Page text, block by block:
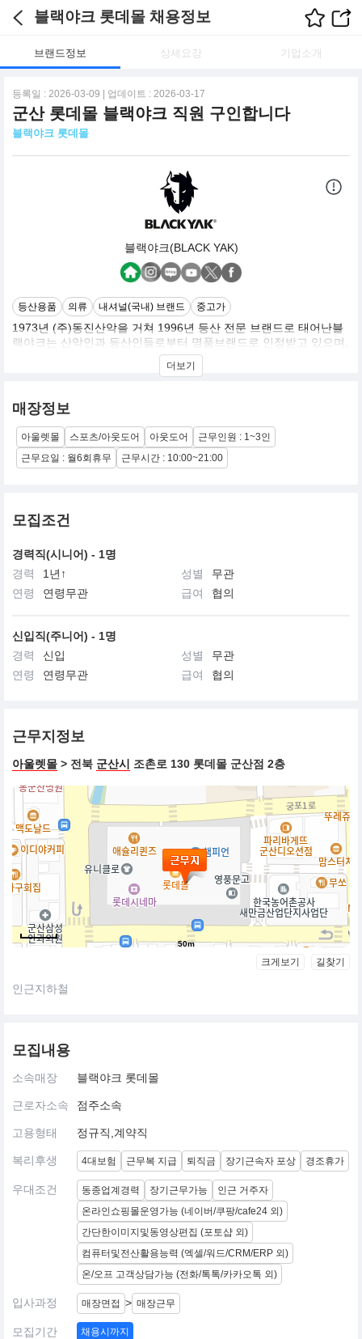
블랙야크 롯데몰 채용정보
브랜드정보 상세요강 기업소개
등록일 : 2026-03-09 | 업데이트 : 2026-03-17
군산 롯데몰 블랙야크 직원 구인합니다
블랙야크 롯데몰
블랙야크(BLACK YAK)
등산용품 의류 내셔널(국내) 브랜드 중고가
1973년 (주)동진산악을 거쳐 1996년 등산 전문 브랜드로 태어난블
랙야크는 산악인과 등산인들로부터 명품브랜드로 인정받고 있으며,
유수의 해외 원정대 지원을 통해 이들과 함께 성장해 왔습니다.
등 고기능 소재를 엄선 사용하여 극한상황에서도 방수,방풍,보온,스
트레치,투습,발수 등 최대의 기능 발휘로 최적의 산행 조건 및 등반
가의 안전을 확보해 줍니다
더보기
매장정보
아울렛몰 스포츠/아웃도어 아웃도어
근무인원 : 1~3인
근무요일 : 월6회휴무
근무시간 : 10:00~21:00
모집조건
경력직(시니어) - 1명
경력
1년↑ 성별
무관
연령
연령무관 급여 협의
신입직(주니어) - 1명
경력
신입 성별
무관
연령
연령무관 급여 협의
근무지정보
아울렛몰 > 전북 군산시 조촌로 130 롯데몰 군산점 2층
50m
크게보기 길찾기
인근지하철
모집내용
소속매장 블랙야크 롯데몰
근로자소속 점주소속
고용형태 정규직,계약직
복리후생 4대보험 근무복 지급 퇴직금 장기근속자 포상 경조휴가
우대조건 동종업계경력 장기근무가능
인근 거주자
온라인쇼핑몰운영가능 (네이버/쿠팡/cafe24 외)
간단한이미지및동영상편집 (포토샵 외)
컴퓨터및전산활용능력 (엑셀/워드/CRM/ERP 외)
온/오프 고객상담가능 (전화/톡톡/카카오톡 외)
입사과정 매장면접 > 매장근무
모집기간 채용시까지